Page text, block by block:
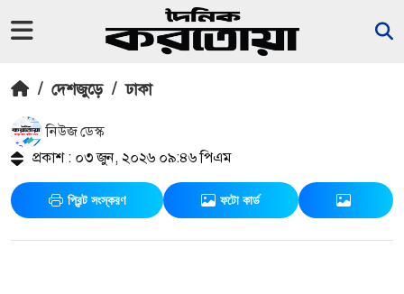
/ দেশজুড়ে / ঢাকা
নিউজ ডেস্ক
প্রকাশ : ০৩ জুন, ২০২৬ ০৯:৪৬ পিএম
প্রিন্ট সংস্করণ ফটো কার্ড